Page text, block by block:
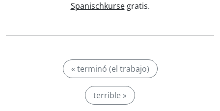
Spanischkursegratis.
« terminó (el trabajo)
terrible »